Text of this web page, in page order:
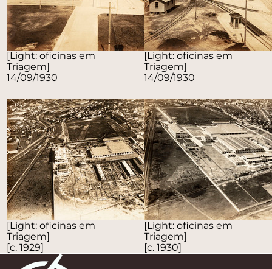
[Light: oficinas em
Triagem]
14/09/1930
[Light: oficinas em
Triagem]
14/09/1930
[Light: oficinas em
Triagem]
[c. 1929]
[Light: oficinas em
Triagem]
[c. 1930]